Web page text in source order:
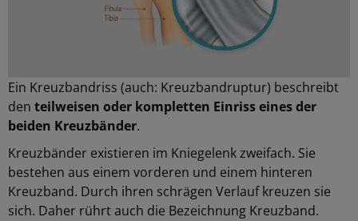
Ein Kreuzbandriss (auch: Kreuzbandruptur) beschreibt
den teilweisen oder kompletten Einriss eines der
beiden Kreuzbänder.
Kreuzbänder existieren im Kniegelenk zweifach. Sie
bestehen aus einem vorderen und einem hinteren
Kreuzband. Durch ihren schrägen Verlauf kreuzen sie
sich. Daher rührt auch die Bezeichnung Kreuzband.